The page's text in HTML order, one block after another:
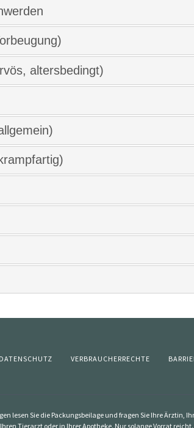
altersbedingt)
DATENSCHUTZ VERBRAUCHERRECHTE
lesen Sie die Packungsbeilage und fragen Sie Ihre
Tierarzt oder in Ihrer Apotheke. Nur solange Vorrat